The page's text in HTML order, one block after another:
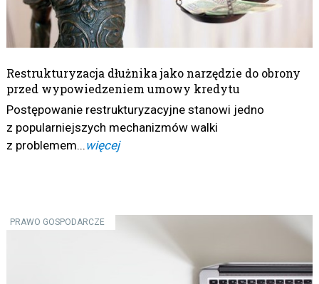
Restrukturyzacja dłużnika jako narzędzie do obrony
przed wypowiedzeniem umowy kredytu
Postępowanie restrukturyzacyjne stanowi jedno
z popularniejszych mechanizmów walki
z problemem... więcej
PRAWO GOSPODARCZE